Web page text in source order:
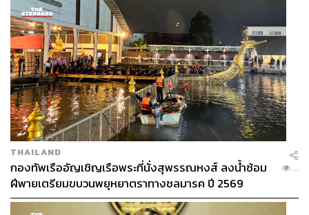
THAILAND
กองทัพเรืออัญเชิญเรือพระที่นั่งสุพรรณหงส์ ลงน้ำซ้อม
ฝีพายเตรียมขบวนพยุหยาตราทางชลมารค ปี 2569
...